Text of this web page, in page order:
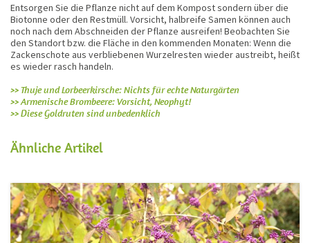
Entsorgen Sie die Pflanze nicht auf dem Kompost sondern über die
Biotonne oder den Restmüll. Vorsicht, halbreife Samen können auch
noch nach dem Abschneiden der Pflanze ausreifen! Beobachten Sie
den Standort bzw. die Fläche in den kommenden Monaten: Wenn die
Zackenschote aus verbliebenen Wurzelresten wieder austreibt, heißt
es wieder rasch handeln.
>> Thuje und Lorbeerkirsche: Nichts für echte Naturgärten
>> Armenische Brombeere: Vorsicht, Neophyt!
>> Diese Goldruten sind unbedenklich
Ähnliche Artikel